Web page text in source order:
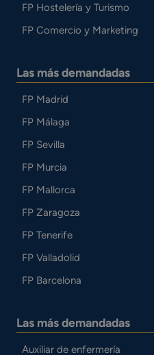
FP Hostelería y Turismo
FP Comercio y Marketing
Las más demandadas
FP Madrid
FP Málaga
FP Sevilla
FP Murcia
FP Mallorca
FP Zaragoza
FP Tenerife
FP Valladolid
FP Barcelona
Las más demandadas
Auxiliar de enfermería